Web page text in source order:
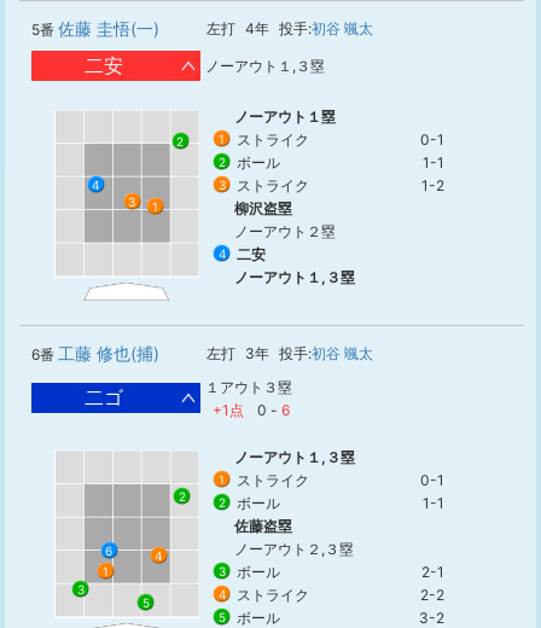
5番 佐藤 圭悟(一) 左打 4年 投手:初谷 颯太
二安 ノーアウト１,３塁
1
2
3
4
ノーアウト１塁
1 ストライク 0-1
2 ボール 1-1
3 ストライク
1-2
柳沢盗塁
ノーアウト２塁
4
二安
ノーアウト１,３塁
6番 工藤 修也(捕) 左打 3年 投手:初谷 颯太
二ゴ
１アウト３塁
+1点
0 - 6
1
2
3
4
5
6
ノーアウト１,３塁
1 ストライク 0-1
2 ボール
1-1
佐藤盗塁
ノーアウト２,３塁
3 ボール 2-1
4 ストライク 2-2
5 ボール
3-2